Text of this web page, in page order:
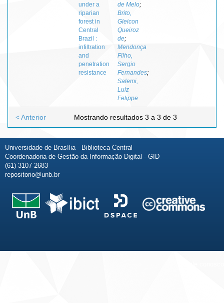
under a
riparian
forest in
Central
Brazil :
infiltration
and
penetration
resistance
de Melo;
Brito,
Gleicon
Queiroz
de;
Mendonça
Filho,
Sergio
Fernandes;
Salemi,
Luiz
Felippe
Mostrando resultados 3 a 3 de 3
< Anterior
Universidade de Brasília - Biblioteca Central
Coordenadoria de Gestão da Informação Digital - GID
(61) 3107-2683
repositorio@unb.br